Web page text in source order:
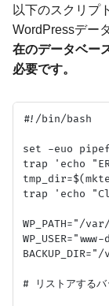
以下のスクリプ
WordPressデー
在のデータベー
必要です。
#!/bin/bash
set -euo
trap 'echo
trap 'echo
WP_PATH="/
# リストアするバ